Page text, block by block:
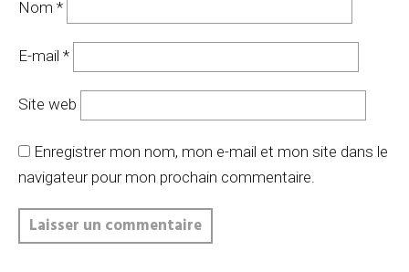
Nom *
E-mail *
Site web
Enregistrer mon nom, mon e-mail et mon site dans le
navigateur pour mon prochain commentaire.